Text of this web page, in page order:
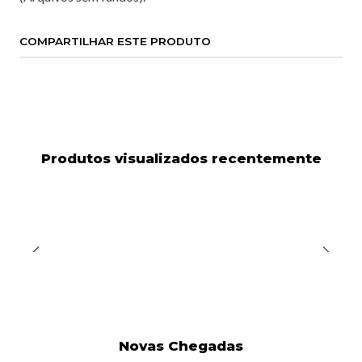
COMPARTILHAR ESTE PRODUTO
Produtos visualizados recentemente
Novas Chegadas